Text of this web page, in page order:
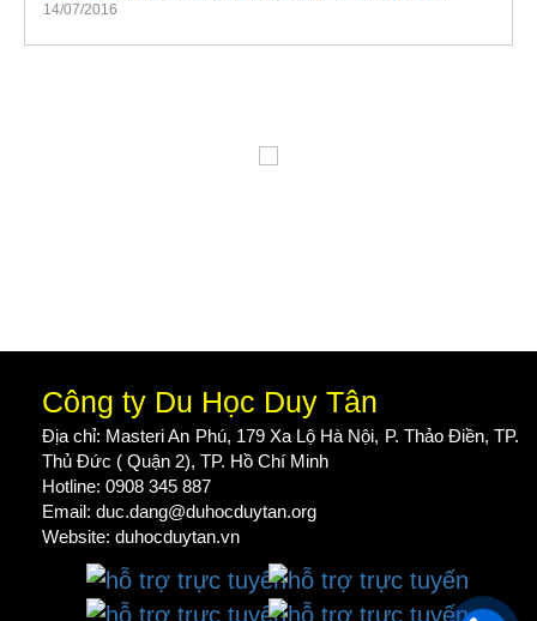
14/07/2016
Công ty Du Học Duy Tân
Địa chỉ: Masteri An Phú, 179 Xa Lộ Hà Nội, P. Thảo Điền, TP.
Thủ Đức ( Quận 2), TP. Hồ Chí Minh
Hotline: 0908 345 887
Email: duc.dang@duhocduytan.org
Website: duhocduytan.vn